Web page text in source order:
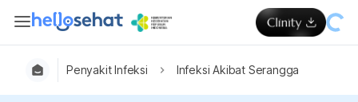
Penyakit Infeksi Infeksi Akibat Serangga